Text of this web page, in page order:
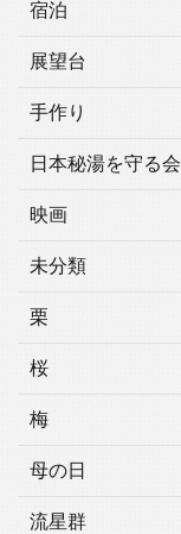
宿泊
展望台
手作り
日本秘湯を守る会
映画
未分類
栗
桜
梅
母の日
流星群